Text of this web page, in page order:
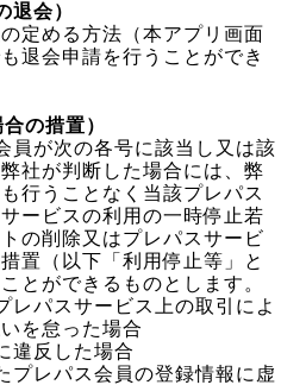
退会）
定める方法（本アプリ画面
退会申請を行うことができ
の措置）
員が次の各号に該当し又は該
社が判断した場合には、弊
行うことなく当該プレパス
ービスの利用の一時停止若
の削除又はプレパスサービ
置（以下「利用停止等」と
とができるものとします。
レパスサービス上の取引によ
を怠った場合
違反した場合
プレパス会員の登録情報に虚